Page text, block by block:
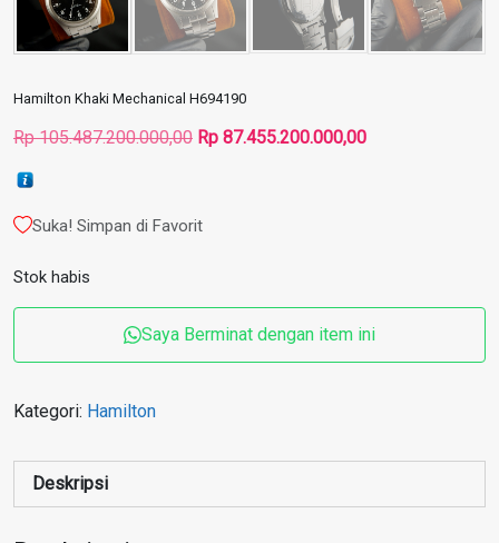
Hamilton Khaki Mechanical H694190
Rp105.487.200.000,00 Harga
Rp 105.487.200.000,00.
Rp 87.455.200.000,00Harga
Suka! Simpan di Favorit
Stok habis
Saya Berminat dengan item ini
Kategori: Hamilton
Deskripsi